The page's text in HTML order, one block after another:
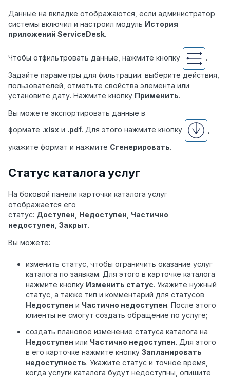
Данные на вкладке отображаются, если администратор
системы включил и настроил модуль История
приложений ServiceDesk.
Чтобы отфильтровать данные, нажмите кнопку .
Задайте параметры для фильтрации: выберите действия,
пользователей, отметьте свойства элемента или
установите дату. Нажмите кнопку Применить.
Вы можете экспортировать данные в
формате .xlsx и .pdf. Для этого нажмите кнопку
укажите формат и нажмите Сгенерировать.
Статус каталога услуг
На боковой панели карточки каталога услуг
отображается его
статус: Доступен Недоступен Частично
недоступен Закрыт.
Вы можете:
изменить статус, чтобы ограничить оказание услуг
каталога по заявкам. Для этого в карточке каталога
нажмите кнопку Изменить статус. Укажите нужный
статус, а также тип и комментарий для статусов
Недоступен и Частично недоступен. После этого
клиенты не смогут создать обращение по услуге;
создать плановое изменение статуса каталога на
Недоступен или Частично недоступен. Для этого
в его карточке нажмите кнопку Запланировать
недоступность. Укажите статус и точное время,
когда услуги каталога будут недоступны, опишите